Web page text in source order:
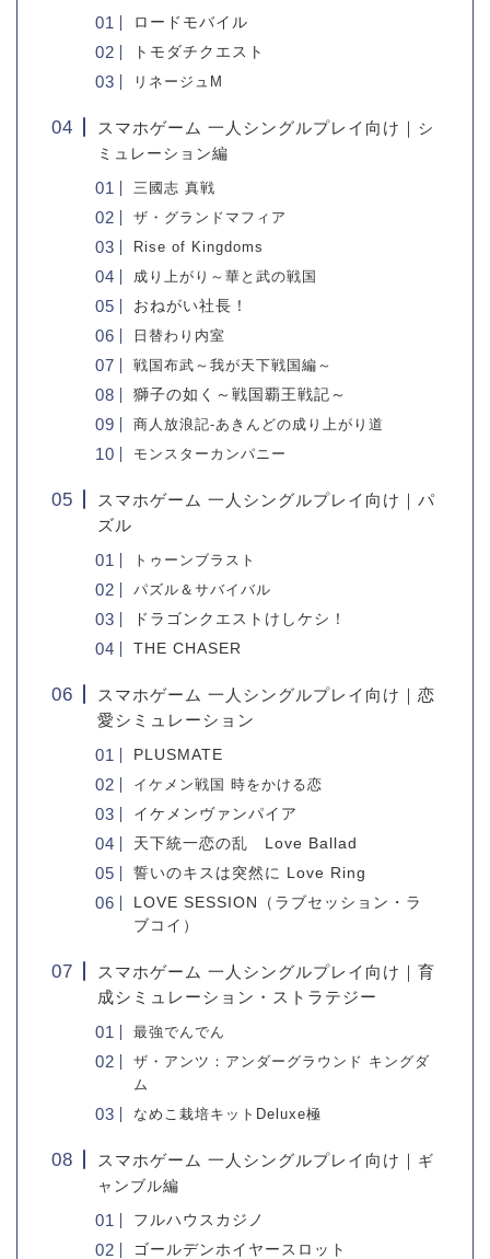
ロードモバイル
トモダチクエスト
リネージュM
スマホゲーム 一人シングルプレイ向け｜ シ
ミュレーション編
三國志 真戦
ザ・グランドマフィア
Rise of Kingdoms
成り上がり～華と武の戦国
おねがい社長！
日替わり内室
戦国布武～我が天下戦国編～
獅子の如く～戦国覇王戦記～
商人放浪記-あきんどの成り上がり道
モンスターカンパニー
スマホゲーム 一人シングルプレイ向け｜パ
ズル
トゥーンブラスト
パズル＆サバイバル
ドラゴンクエストけしケシ！
THE CHASER
スマホゲーム 一人シングルプレイ向け｜恋
愛シミュレーション
PLUSMATE
イケメン戦国 時をかける恋
イケメンヴァンパイア
天下統一恋の乱 Love Ballad
誓いのキスは突然に Love Ring
LOVE SESSION（ラブセッション・ラ
ブコイ）
スマホゲーム 一人シングルプレイ向け｜育
成シミュレーション・ストラテジー
最強でんでん
ザ・アンツ：アンダーグラウンド キングダ
ム
なめこ栽培キットDeluxe極
スマホゲーム 一人シングルプレイ向け｜ ギ
ャンブル編
フルハウスカジノ
ゴールデンホイヤースロット